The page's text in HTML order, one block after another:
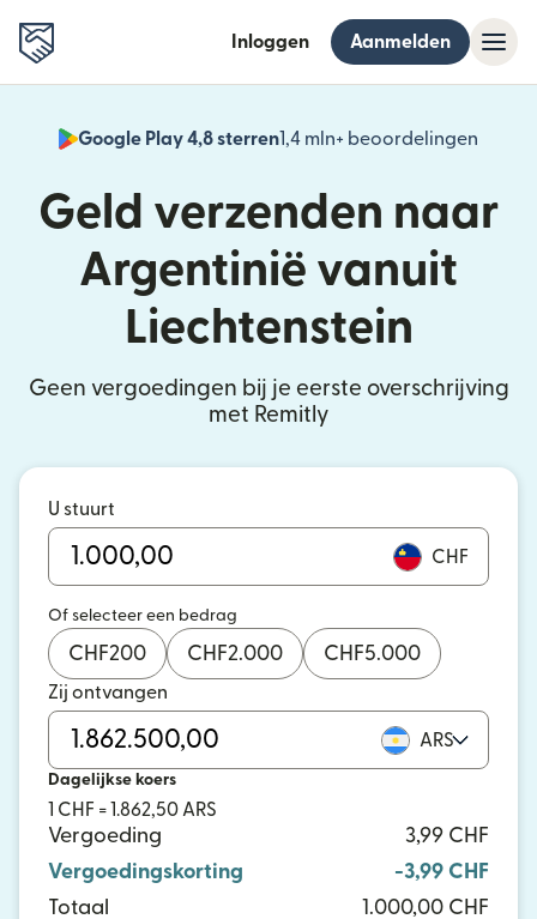
Inloggen Aanmelden
Google Play 4,8 sterren1,4 mln+ beoordelingen
Geld verzenden naar
Argentinië vanuit
Liechtenstein
Geen vergoedingen bij je eerste overschrijving
met Remitly
U stuurt
CHF
Of selecteer een bedrag
CHF200 CHF2.000 CHF5.000
Zij ontvangen
ARS
Dagelijkse koers
1 CHF = 1.862,50 ARS
Vergoeding
3,99 CHF
Vergoedingskorting
-3,99 CHF
Totaal
1.000,00 CHF